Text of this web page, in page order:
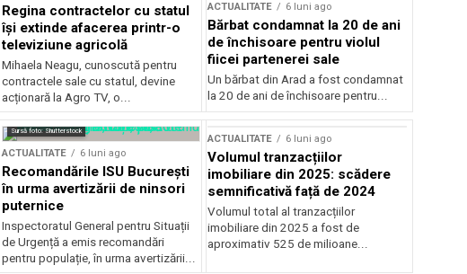
Regina contractelor cu statul
își extinde afacerea printr-o
televiziune agricolă
Mihaela Neagu, cunoscută pentru
contractele sale cu statul, devine
acționară la Agro TV, o...
ACTUALITATE 6 luni ago
Bărbat condamnat la 20 de ani
de închisoare pentru violul
fiicei partenerei sale
Un bărbat din Arad a fost condamnat
la 20 de ani de închisoare pentru...
Sursă foto: Shutterstock
ACTUALITATE 6 luni ago
Recomandările ISU București
în urma avertizării de ninsori
puternice
Inspectoratul General pentru Situații
de Urgență a emis recomandări
pentru populație, în urma avertizării...
ACTUALITATE 6 luni ago
Volumul tranzacțiilor
imobiliare din 2025: scădere
semnificativă față de 2024
Volumul total al tranzacțiilor
imobiliare din 2025 a fost de
aproximativ 525 de milioane...